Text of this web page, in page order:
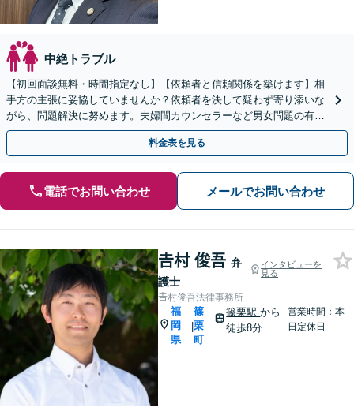
中絶トラブル
【初回面談無料・時間指定なし】【依頼者と信頼関係を築けます】相
手方の主張に妥協していませんか？依頼者を決して疑わず寄り添いな
がら、問題解決に努めます。夫婦間カウンセラーなど男女問題の有資
格者の弁護士も在籍中。【土日祝・夜間早朝も対応】
料金表を見る
電話でお問い合わせ メールでお問い合わせ
𠮷村 俊吾 弁
護士
インタビューを
見る
𠮷村俊吾法律事務所
福
岡
県
|
篠
栗
町
篠栗駅から
徒歩8分
営業時間：本
日定休日